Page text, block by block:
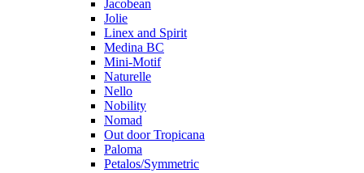
Jacobean
Jolie
Linex and Spirit
Medina BC
Mini-Motif
Naturelle
Nello
Nobility
Nomad
Out door Tropicana
Paloma
Petalos/Symmetric